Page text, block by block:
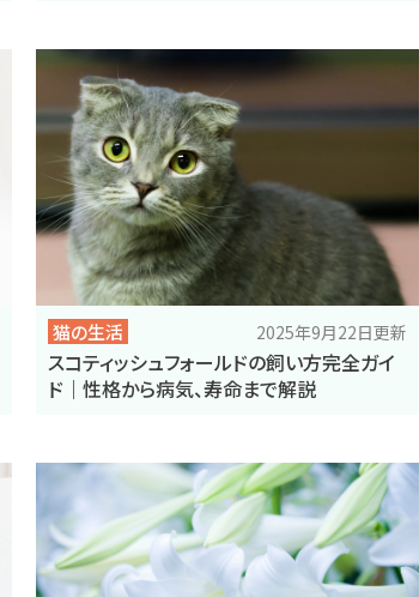
猫の生活 2025年9月22日更新
スコティッシュフォールドの飼い方完全ガイ
ド｜性格から病気、寿命まで解説